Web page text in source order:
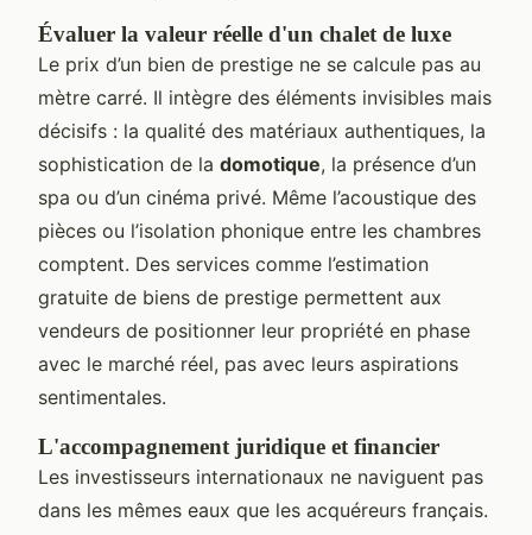
Évaluer la valeur réelle d'un chalet de luxe
Le prix d’un bien de prestige ne se calcule pas au
mètre carré. Il intègre des éléments invisibles mais
décisifs : la qualité des matériaux authentiques, la
sophistication de la domotique, la présence d’un
spa ou d’un cinéma privé. Même l’acoustique des
pièces ou l’isolation phonique entre les chambres
comptent. Des services comme l’estimation
gratuite de biens de prestige permettent aux
vendeurs de positionner leur propriété en phase
avec le marché réel, pas avec leurs aspirations
sentimentales.
L'accompagnement juridique et financier
Les investisseurs internationaux ne naviguent pas
dans les mêmes eaux que les acquéreurs français.